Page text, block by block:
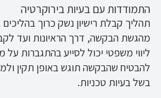
התמודדות עם בעיות בירוקרטיה
תהליך קבלת רישיון נשק כרוך
מהגשת הבקשה, דרך הראיונות ועד
ליווי משפטי יכול לסייע בהתגברות על
להבטיח שהבקשה תוגש באופן תקין
בשל בעיות טכניות.